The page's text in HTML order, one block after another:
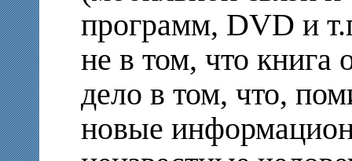
программ, DVD и
не в том, что книга
дело в том, что,
новые